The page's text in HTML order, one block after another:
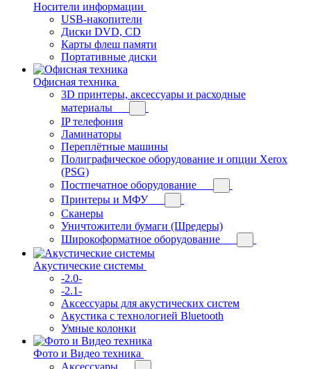
Носители информации
USB-накопители
Диски DVD, CD
Карты флеш памяти
Портативные диски
Офисная техника
3D принтеры, аксессуары и расходные
материалы
IP телефония
Ламинаторы
Переплётные машины
Полиграфическое оборудование и опции Xerox
(PSG)
Постпечатное оборудование
Принтеры и МФУ
Сканеры
Уничтожители бумаги (Шредеры)
Широкоформатное оборудование
Акустические системы
-2.0-
-2.1-
Аксессуары для акустических систем
Акустика с технологией Bluetooth
Умные колонки
Фото и Видео техника
Аксессуары